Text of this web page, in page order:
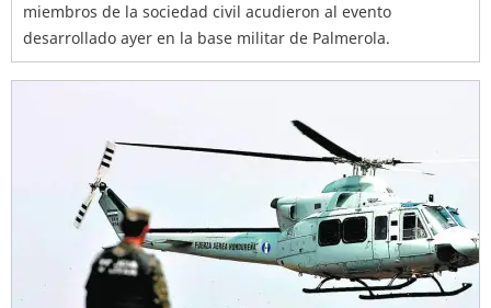
miembros de la sociedad civil acudieron al evento
desarrollado ayer en la base militar de Palmerola.